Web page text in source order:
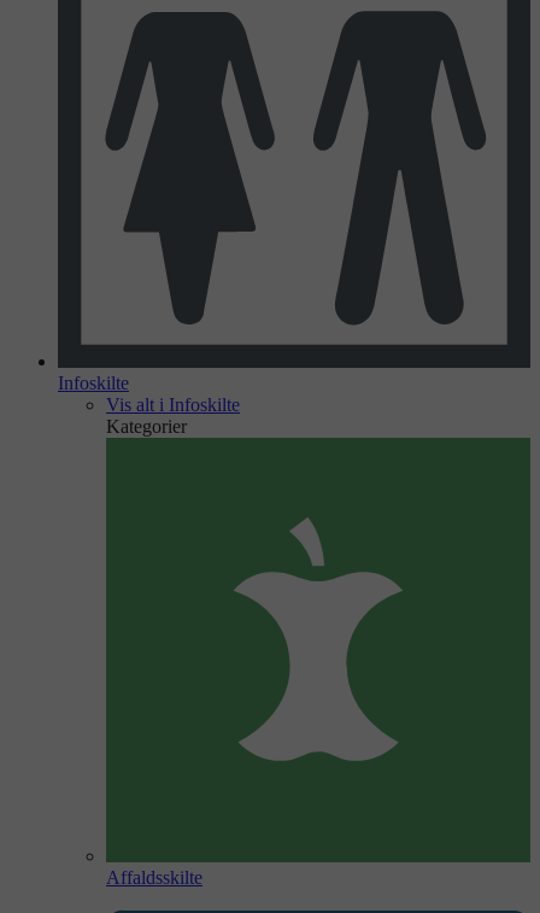
Infoskilte
Vis alt i Infoskilte
Kategorier
Affaldsskilte